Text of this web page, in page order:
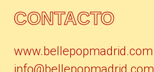
CONTACTO
www.bellepopmadrid.com
info@bellepopmadrid.com